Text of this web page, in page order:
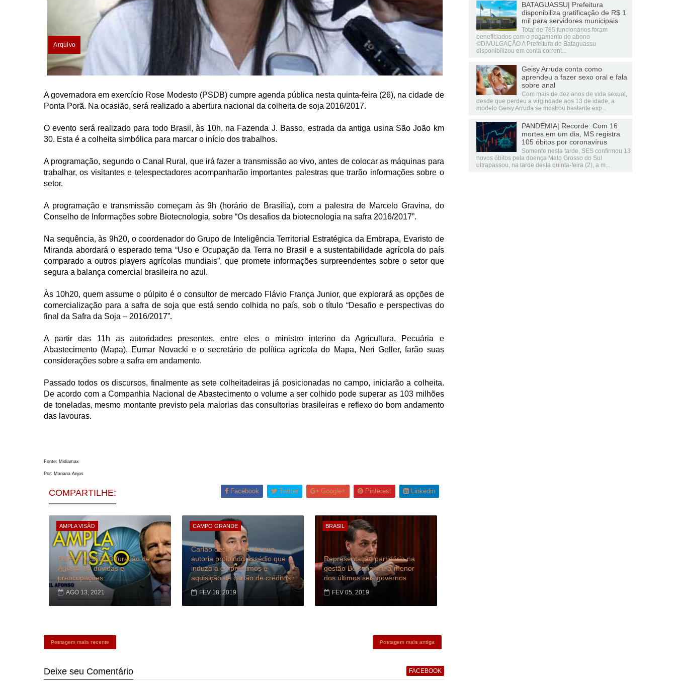
Arquivo
A governadora em exercício Rose Modesto (PSDB) cumpre agenda pública nesta quinta-feira (26), na cidade de
Ponta Porã. Na ocasião, será realizado a abertura nacional da colheita de soja 2016/2017.
O evento será realizado para todo Brasil, às 10h, na Fazenda J. Basso, estrada da antiga usina São João km
30. Esta é a colheita simbólica para marcar o início dos trabalhos.
A programação, segundo o Canal Rural, que irá fazer a transmissão ao vivo, antes de colocar as máquinas para
trabalhar, os visitantes e telespectadores acompanharão importantes palestras que trarão informações sobre o
setor.
A programação e transmissão começam às 9h (horário de Brasília), com a palestra de Marcelo Gravina, do
Conselho de Informações sobre Biotecnologia, sobre “Os desafios da biotecnologia na safra 2016/2017”.
Na sequência, às 9h20, o coordenador do Grupo de Inteligência Territorial Estratégica da Embrapa, Evaristo de
Miranda abordará o esperado tema “Uso e Ocupação da Terra no Brasil e a sustentabilidade agrícola do país
comparado a outros players agrícolas mundiais”, que promete informações surpreendentes sobre o setor que
segura a balança comercial brasileira no azul.
Às 10h20, quem assume o púlpito é o consultor de mercado Flávio França Junior, que explorará as opções de
comercialização para a safra de soja que está sendo colhida no país, sob o título “Desafio e perspectivas do
final da Safra da Soja – 2016/2017”.
A partir das 11h as autoridades presentes, entre eles o ministro interino da Agricultura, Pecuária e
Abastecimento (Mapa), Eumar Novacki e o secretário de política agrícola do Mapa, Neri Geller, farão suas
considerações sobre a safra em andamento.
Passado todos os discursos, finalmente as sete colheitadeiras já posicionadas no campo, iniciarão a colheita.
De acordo com a Companhia Nacional de Abastecimento o volume a ser colhido pode superar as 103 milhões
de toneladas, mesmo montante previsto pela maiorias das consultorias brasileiras e reflexo do bom andamento
das lavouras.
Fonte: Midiamax
Por: Mariana Anjos
COMPARTILHE: Facebook Twitter Google+ Pinterest Linkedin
AMPLA VISÃO
AMPLA VISÃO| O furacão de
Agosto; só dúvidas e
preocupações
AGO 13, 2021
CAMPO GRANDE
Carlão destaca Lei de sua
autoria proibindo assédio que
induza a empréstimos e
aquisição de cartão de créditos
FEV 18, 2019
BRASIL
Representação partidária na
gestão Bolsonaro é a menor
dos últimos seis governos
FEV 05, 2019
Postagem mais recente Postagem mais antiga
Deixe seu Comentário FACEBOOK
BATAGUASSU| Prefeitura
disponibiliza gratificação de R$ 1
mil para servidores municipais
Total de 785 funcionários foram
beneficiados com o pagamento do abono
©DIVULGAÇÃO A Prefeitura de Bataguassu
disponibilizou em conta corrent...
Geisy Arruda conta como
aprendeu a fazer sexo oral e fala
sobre anal
Com mais de dez anos de vida sexual,
desde que perdeu a virgindade aos 13 de idade, a
modelo Geisy Arruda se mostrou bastante exp...
PANDEMIA| Recorde: Com 16
mortes em um dia, MS registra
105 óbitos por coronavírus
Somente nesta tarde, SES confirmou 13
novos óbitos pela doença Mato Grosso do Sul
ultrapassou, na tarde desta quinta-feira (2), a m...